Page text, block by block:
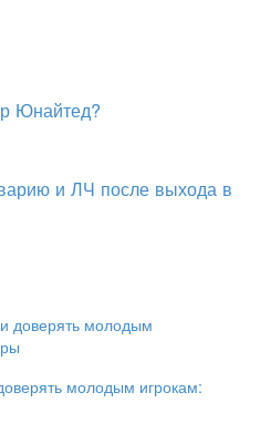
Юнайтед?
и ЛЧ после выхода в
молодым игрокам: